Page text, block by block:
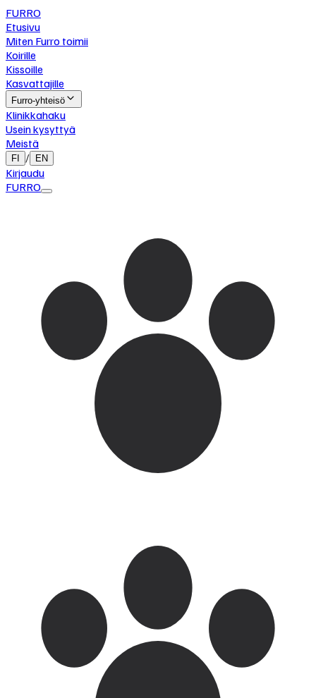
FURRO
Etusivu
Miten Furro toimii
Koirille
Kissoille
Kasvattajille
Furro-yhteisö
Klinikkahaku
Usein kysyttyä
Meistä
FI / EN
Kirjaudu
FURRO